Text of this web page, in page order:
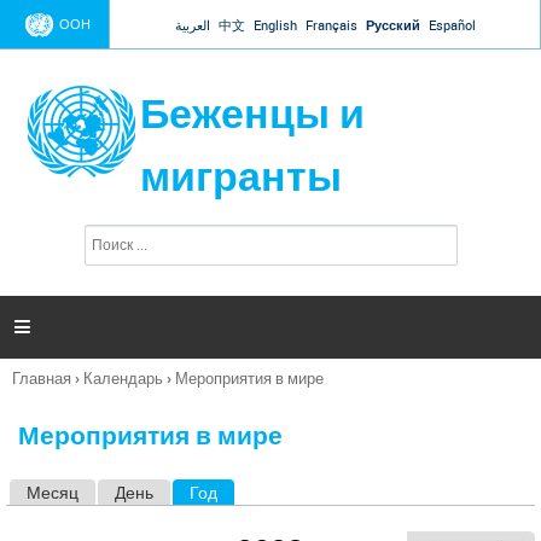
Jump to navigation
ООН العربية 中文 English Français Русский Español
Беженцы и
мигранты
п
и

Вы
Главная › Календарь › Мероприятия в мире
Мероприятия в мире
Месяц День Год